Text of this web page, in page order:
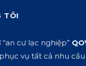
TÔI
“an cư lạc nghiệp”
vụ tất cả nhu